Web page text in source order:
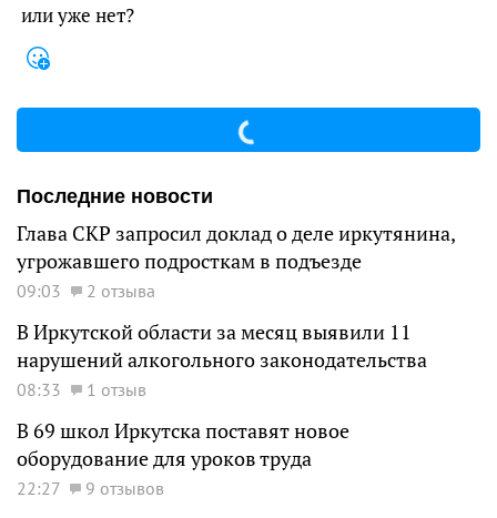
или уже нет?
Последние новости
Глава СКР запросил доклад о деле иркутянина,
угрожавшего подросткам в подъезде
09:03 2 отзыва
В Иркутской области за месяц выявили 11
нарушений алкогольного законодательства
08:33 1 отзыв
В 69 школ Иркутска поставят новое
оборудование для уроков труда
22:27 9 отзывов